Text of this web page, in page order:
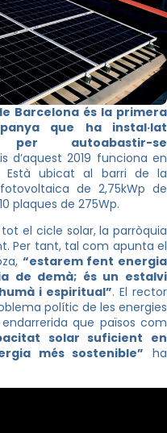
Barcelona és la primera
que ha instal·lat
per autoabastir-se
d’aquest 2019 funciona en
Està ubicat al barri de la
de 2,75kWp de
plaques de 275Wp.
el cicle solar, la parròquia
Per tant, tal com apunta el
“estarem fent energia
de demà; és un estalvi
i espiritual”. El rector
polític de les energies
que països com
solar suficient en
més sostenible” ha